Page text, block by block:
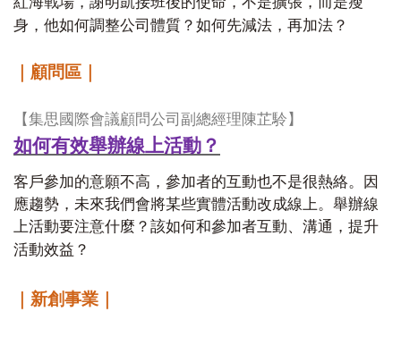
身，他如何調整公司體質？如何先減法，再加法？
｜顧問區｜
【集思國際會議顧問公司副總經理陳芷駖】
如何有效舉辦線上活動？
客戶參加的意願不高，參加者的互動也不是很熱絡。因
應趨勢，未來我們會將某些實體活動改成線上。舉辦線
上活動要注意什麼？該如何和參加者互動、溝通，提升
活動效益？
｜新創事業｜